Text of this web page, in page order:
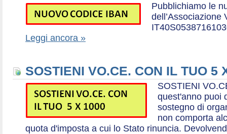
Pubblichiamo le
dell’Associazione
Leggi ancora »
SOSTIENI VO.CE. CON IL TUO 5
SOSTIENI
quest'anno puoi
sostegno di
non comporta
quota d'imposta a cui lo Stato rinuncia.